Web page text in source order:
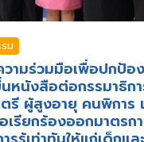
ม
วามร่วมมือเพื่อปกป้อ
หนังสือต่อกรรมาธิก
รี ผู้สูงอายุ คนพิการ
เรียกร้องออกมาตรก